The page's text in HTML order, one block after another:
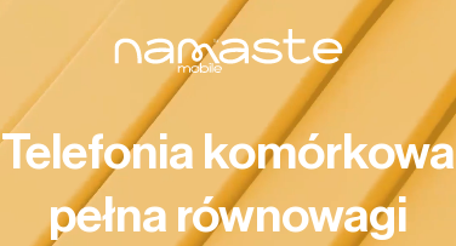
Telefonia komórkowa
pełna równowagi